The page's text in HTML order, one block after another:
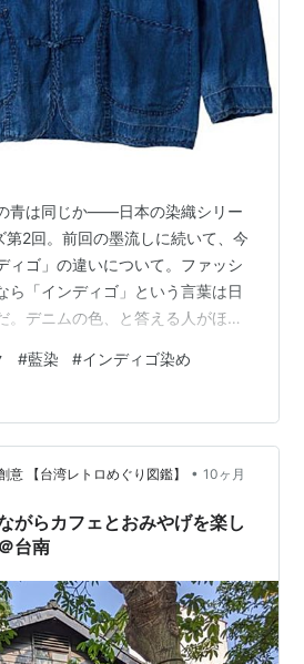
青は同じか——日本の染織シリー
第2回。前回の墨流しに続いて、今
ィゴ」の違いについて。ファッシ
ら「インディゴ」という言葉は日
。デニムの色、と答える人がほと
なのか——ここを正確に理解して
。 藍染とインディゴ染め——染料
から言うと、化学的には同じ色素
っている。ただし、その染料をど
く違う。藍染は植物由来。日本で
インドではマメ科…
#藍染 #インディゴ染め
意 【台湾レトロめぐり図鑑】 • 10ヶ月
がらカフェとおみやげを楽し
台南